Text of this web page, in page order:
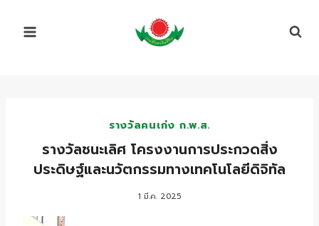
รางวัลคนเก่ง ก.พ.ส.
รางวัลชนะเลิศ โครงงานการประกวดสิ่ง
ประดิษฐ์และนวัตกรรมทางเทคโนโลยีดิจิทัล
1 มี.ค. 2025